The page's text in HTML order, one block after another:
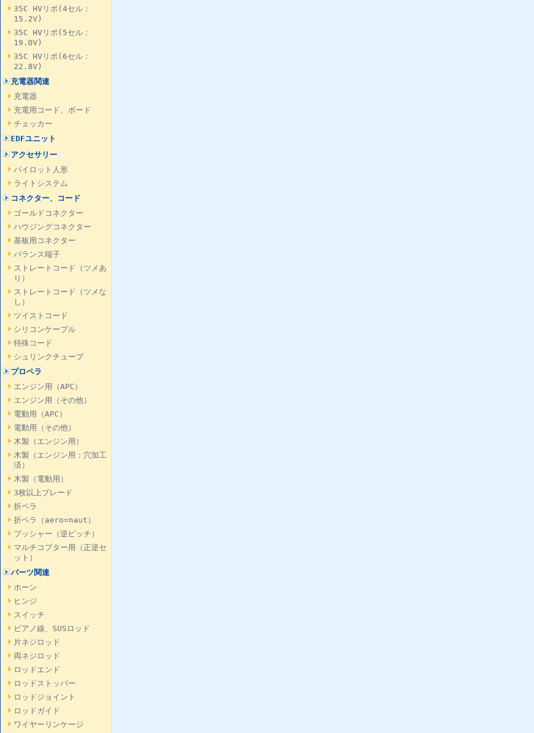
35C HVリポ(4セル：
15.2V)
35C HVリポ(5セル：
19.0V)
35C HVリポ(6セル：
22.8V)
充電器関連
充電器
充電用コード、ボード
チェッカー
EDFユニット
アクセサリー
パイロット人形
ライトシステム
コネクター、コード
ゴールドコネクター
ハウジングコネクター
基板用コネクター
バランス端子
ストレートコード（ツメあ
り）
ストレートコード（ツメな
し）
ツイストコード
シリコンケーブル
特殊コード
シュリンクチューブ
プロペラ
エンジン用（APC）
エンジン用（その他）
電動用（APC）
電動用（その他）
木製（エンジン用）
木製（エンジン用：穴加工
済）
木製（電動用）
3枚以上ブレード
折ペラ
折ペラ（aero=naut）
プッシャー（逆ピッチ）
マルチコプター用（正逆セ
ット）
パーツ関連
ホーン
ヒンジ
スイッチ
ピアノ線、SUSロッド
片ネジロッド
両ネジロッド
ロッドエンド
ロッドストッパー
ロッドジョイント
ロッドガイド
ワイヤーリンケージ